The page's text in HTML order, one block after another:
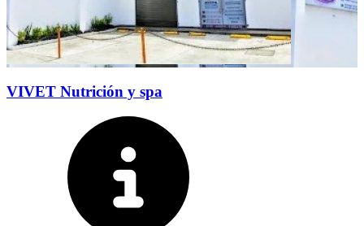
VIVET Nutrición y spa